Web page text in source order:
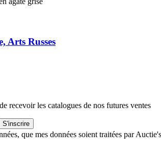
Arts Russes
recevoir les catalogues de nos futures ventes
S'inscrire
que mes données soient traitées par